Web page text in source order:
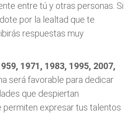
entre tú y otras personas. Si
por la lealtad que te
respuestas muy
1971, 1983, 1995, 2007,
será favorable para dedicar
que despiertan
permiten expresar tus talentos